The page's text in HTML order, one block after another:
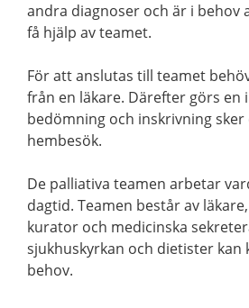
andra diagnoser och är i behov
få hjälp av teamet.
För att anslutas till teamet
från en läkare. Därefter görs en
bedömning och inskrivning
hembesök.
De palliativa teamen arbetar
dagtid. Teamen består av
kurator och medicinska
sjukhuskyrkan och dietister kan
behov.